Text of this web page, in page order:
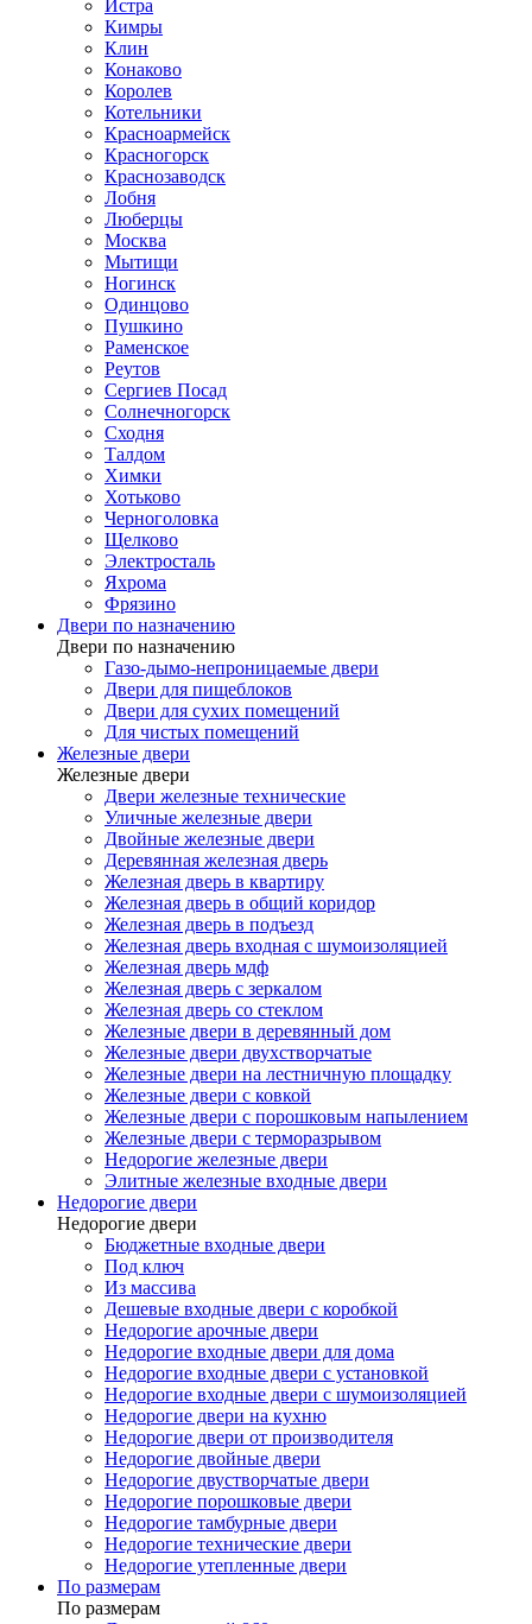
Истра
Кимры
Клин
Конаково
Королев
Котельники
Красноармейск
Красногорск
Краснозаводск
Лобня
Люберцы
Москва
Мытищи
Ногинск
Одинцово
Пушкино
Раменское
Реутов
Сергиев Посад
Солнечногорск
Сходня
Талдом
Химки
Хотьково
Черноголовка
Щелково
Электросталь
Яхрома
Фрязино
Двери по назначению
Двери по назначению
Газо-дымо-непроницаемые двери
Двери для пищеблоков
Двери для сухих помещений
Для чистых помещений
Железные двери
Железные двери
Двери железные технические
Уличные железные двери
Двойные железные двери
Деревянная железная дверь
Железная дверь в квартиру
Железная дверь в общий коридор
Железная дверь в подъезд
Железная дверь входная с шумоизоляцией
Железная дверь мдф
Железная дверь с зеркалом
Железная дверь со стеклом
Железные двери в деревянный дом
Железные двери двухстворчатые
Железные двери на лестничную площадку
Железные двери с ковкой
Железные двери с порошковым напылением
Железные двери с терморазрывом
Недорогие железные двери
Элитные железные входные двери
Недорогие двери
Недорогие двери
Бюджетные входные двери
Под ключ
Из массива
Дешевые входные двери с коробкой
Недорогие арочные двери
Недорогие входные двери для дома
Недорогие входные двери с установкой
Недорогие входные двери с шумоизоляцией
Недорогие двери на кухню
Недорогие двери от производителя
Недорогие двойные двери
Недорогие двустворчатые двери
Недорогие порошковые двери
Недорогие тамбурные двери
Недорогие технические двери
Недорогие утепленные двери
По размерам
По размерам